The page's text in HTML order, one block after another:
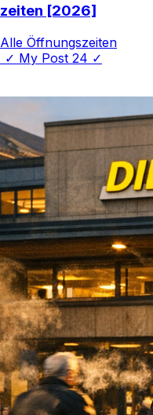
[2026]
Öffnungszeiten
✓ My Post 24 ✓